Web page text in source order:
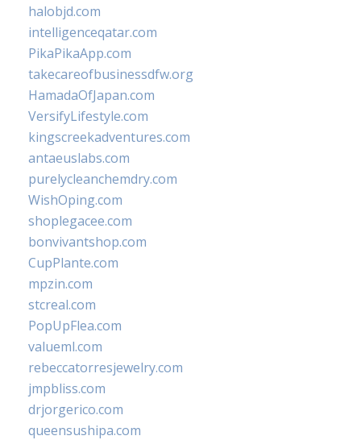
halobjd.com
intelligenceqatar.com
PikaPikaApp.com
takecareofbusinessdfw.org
HamadaOfJapan.com
VersifyLifestyle.com
kingscreekadventures.com
antaeuslabs.com
purelycleanchemdry.com
WishOping.com
shoplegacee.com
bonvivantshop.com
CupPlante.com
mpzin.com
stcreal.com
PopUpFlea.com
valueml.com
rebeccatorresjewelry.com
jmpbliss.com
drjorgerico.com
queensushipa.com